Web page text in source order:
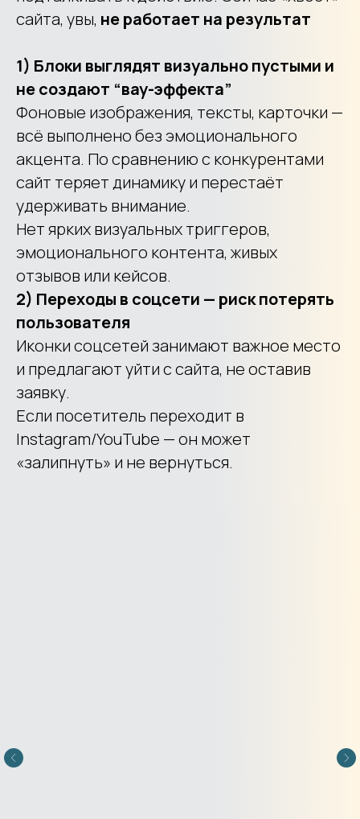
сайта, увы, не работает на результат
1) Блоки выглядят визуально пустыми и
не создают “вау-эффекта”
Фоновые изображения, тексты, карточки —
всё выполнено без эмоционального
акцента. По сравнению с конкурентами
сайт теряет динамику и перестаёт
удерживать внимание.
Нет ярких визуальных триггеров,
эмоционального контента, живых
отзывов или кейсов.
2) Переходы в соцсети — риск потерять
пользователя
Иконки соцсетей занимают важное место
и предлагают уйти с сайта, не оставив
заявку.
Если посетитель переходит в
Instagram/YouTube — он может
«залипнуть» и не вернуться.